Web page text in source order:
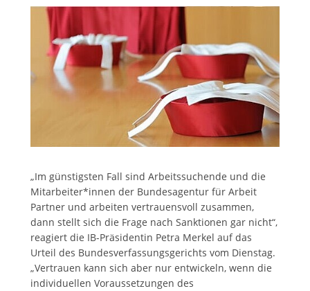
„Im günstigsten Fall sind Arbeitssuchende und die
Mitarbeiter*innen der Bundesagentur für Arbeit
Partner und arbeiten vertrauensvoll zusammen,
dann stellt sich die Frage nach Sanktionen gar nicht“,
reagiert die IB-Präsidentin Petra Merkel auf das
Urteil des Bundesverfassungsgerichts vom Dienstag.
„Vertrauen kann sich aber nur entwickeln, wenn die
individuellen Voraussetzungen des